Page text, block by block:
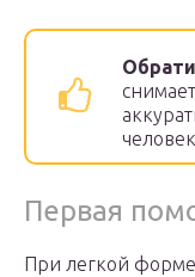
Первая
При легкой форме